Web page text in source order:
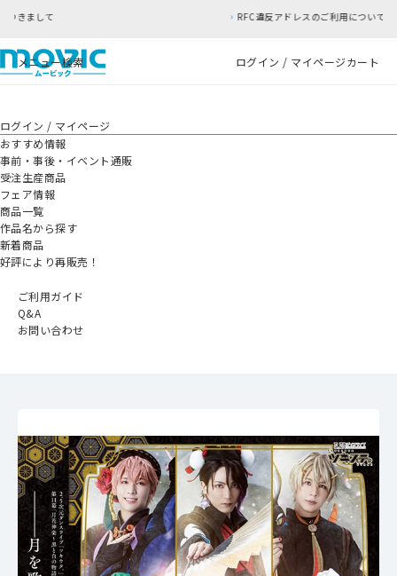
RFC違反アドレスのご利用について
メニュー検索 ログイン / マイページカート
ログイン / マイページ
おすすめ情報
事前・事後・イベント通販
受注生産商品
フェア情報
商品一覧
作品名から探す
新着商品
好評により再販売！
ご利用ガイド
Q&A
お問い合わせ